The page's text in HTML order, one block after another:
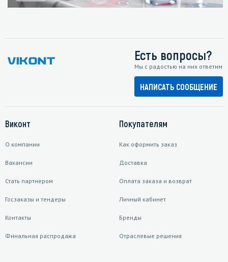
Есть вопросы?
Мы с радостью на них ответим
НАПИСАТЬ СООБЩЕНИЕ
Виконт
О компании
Вакансии
Стать партнером
Госзаказы и тендеры
Контакты
Финальная распродажа
Покупателям
Как оформить заказ
Доставка
Оплата заказа и возврат
Личный кабинет
Бренды
Отраслевые решения